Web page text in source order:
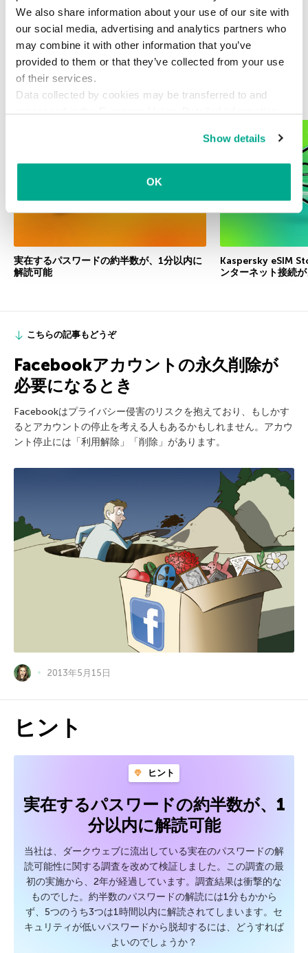
We also share information about your use of our site with
our social media, advertising and analytics partners who
may combine it with other information that you’ve
provided to them or that they’ve collected from your use
of their services.
Data collected by cookies may be transferred to and
processed in the European Union. Detailed information
Show details
OK
関連記事
実在するパスワードの約半数が、1分以内に
解読可能
Kaspersky eSIM
ンターネット接続
こちらの記事もどうぞ
Facebookアカウントの永久削除が
必要になるとき
Facebookはプライバシー侵害のリスクを抱えており、もしかす
るとアカウントの停止を考える人もあるかもしれません。アカウ
ント停止には「利用解除」「削除」があります。
2013年5月15日
ヒント
ヒント
実在するパスワードの約半数が、1
分以内に解読可能
当社は、ダークウェブに流出している実在のパスワードの解
読可能性に関する調査を改めて検証しました。この調査の最
初の実施から、2年が経過しています。調査結果は衝撃的な
ものでした。約半数のパスワードの解読には1分もかから
ず、5つのうち3つは1時間以内に解読されてしまいます。セ
キュリティが低いパスワードから脱却するには、どうすれば
よいのでしょうか？